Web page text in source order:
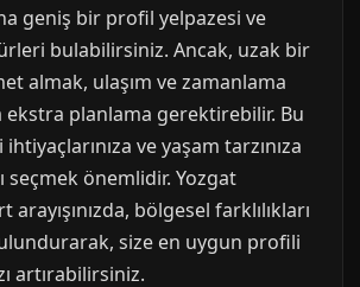
geniş bir profil yelpazesi ve
bulabilirsiniz. Ancak, uzak bir
almak, ulaşım ve zamanlama
planlama gerektirebilir. Bu
ve yaşam tarzınıza
seçmek önemlidir. Yozgat
arayışınızda, bölgesel farklılıkları
size en uygun profili
artırabilirsiniz.